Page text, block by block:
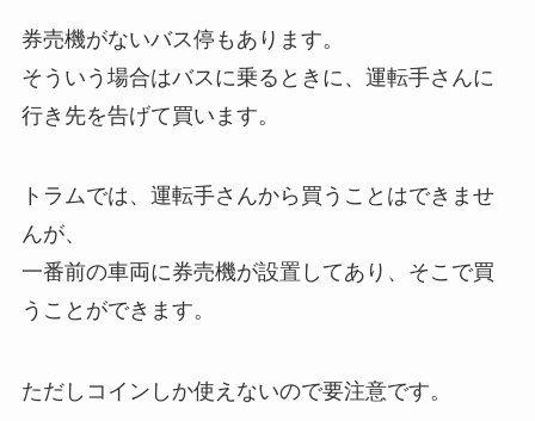
券売機がないバス停もあります。
そういう場合はバスに乗るときに、運転手さんに
行き先を告げて買います。
トラムでは、運転手さんから買うことはできませ
んが、
一番前の車両に券売機が設置してあり、そこで買
うことができます。
ただしコインしか使えないので要注意です。